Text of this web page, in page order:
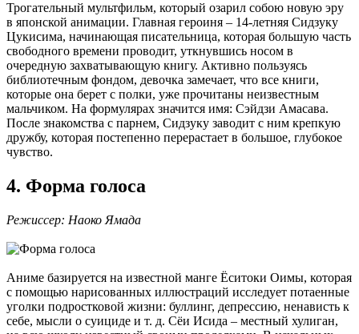
Трогательный мультфильм, который озарил собою новую эру
в японской анимации. Главная героиня – 14-летняя Сидзуку
Цукисима, начинающая писательница, которая большую часть
свободного времени проводит, уткнувшись носом в
очередную захватывающую книгу. Активно пользуясь
библиотечным фондом, девочка замечает, что все книги,
которые она берет с полки, уже прочитаны неизвестным
мальчиком. На формулярах значится имя: Сэйдзи Амасава.
После знакомства с парнем, Сидзуку заводит с ним крепкую
дружбу, которая постепенно перерастает в большое, глубокое
чувство.
4. Форма голоса
Режиссер: Наоко Ямада
Аниме базируется на известной манге Ёситоки Оимы, которая
с помощью нарисованных иллюстраций исследует потаенные
уголки подростковой жизни: буллинг, депрессию, ненависть к
себе, мысли о суициде и т. д. Сёи Исида – местный хулиган,